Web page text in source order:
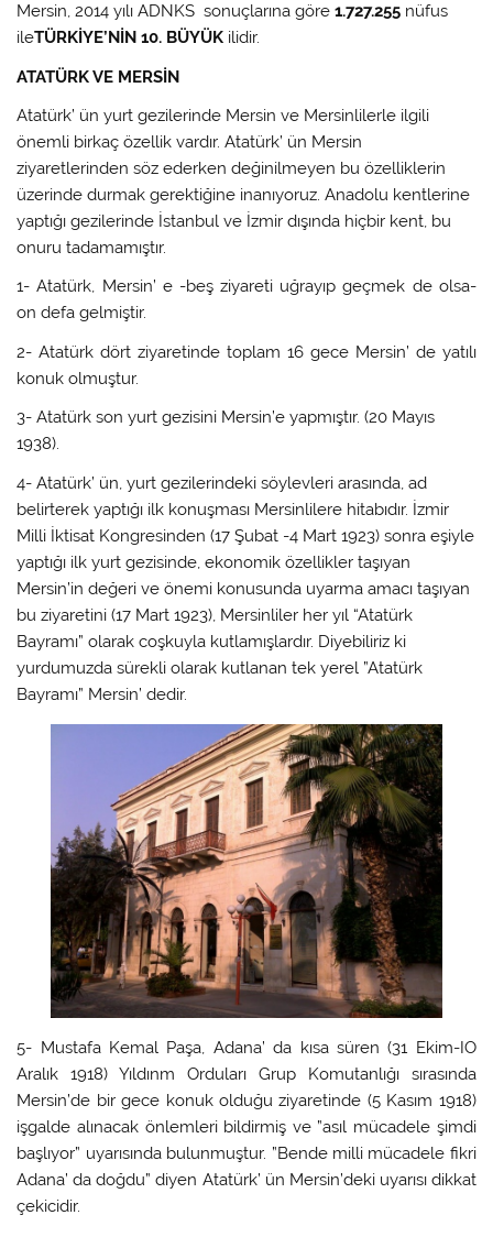
Mersin, 2014 yılı ADNKS sonuçlarına göre1.727.255 nüfus
ileTÜRKİYE’NİN 10. BÜYÜK ilidir.
ATATÜRK VE MERSİN
Atatürk’ ün yurt gezilerinde Mersin ve Mersinlilerle ilgili
önemli birkaç özellik vardır. Atatürk’ ün Mersin
ziyaretlerinden söz ederken değinilmeyen bu özelliklerin
üzerinde durmak gerektiğine inanıyoruz. Anadolu kentlerine
yaptığı gezilerinde İstanbul ve İzmir dışında hiçbir kent, bu
onuru tadamamıştır.
1- Atatürk, Mersin’ e -beş ziyareti uğrayıp geçmek de olsa-
on defa gelmiştir.
2- Atatürk dört ziyaretinde toplam 16 gece Mersin’ de yatılı
konuk olmuştur.
3- Atatürk son yurt gezisini Mersin’e yapmıştır. (20 Mayıs
1938).
4- Atatürk’ ün, yurt gezilerindeki söylevleri arasında, ad
belirterek yaptığı ilk konuşması Mersinlilere hitabıdır. İzmir
Milli İktisat Kongresinden (17 Şubat -4 Mart 1923) sonra eşiyle
yaptığı ilk yurt gezisinde, ekonomik özellikler taşıyan
Mersin’in değeri ve önemi konusunda uyarma amacı taşıyan
bu ziyaretini (17 Mart 1923), Mersinliler her yıl “Atatürk
Bayramı” olarak coşkuyla kutlamışlardır. Diyebiliriz ki
yurdumuzda sürekli olarak kutlanan tek yerel ”Atatürk
Bayramı” Mersin’ dedir.
5- Mustafa Kemal Paşa, Adana’ da kısa süren (31 Ekim-IO
Aralık 1918) Yıldınm Orduları Grup Komutanlığı sırasında
Mersin’de bir gece konuk olduğu ziyaretinde (5 Kasım 1918)
işgalde alınacak önlemleri bildirmiş ve ”asıl mücadele şimdi
başlıyor” uyarısında bulunmuştur. ”Bende milli mücadele fikri
Adana’ da doğdu” diyen Atatürk’ ün Mersin’deki uyarısı dikkat
çekicidir.